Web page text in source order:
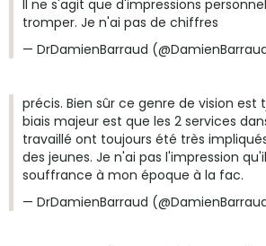
Il ne s'agit que d'impressions
tromper. Je n'ai pas de chiffres
— DrDamienBarraud
précis. Bien sûr ce genre de vision est
biais majeur est que les 2 services
travaillé ont toujours été très
des jeunes. Je n'ai pas l'impression
souffrance à mon époque à la fac.
— DrDamienBarraud